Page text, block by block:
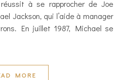
à se rapprocher de Joe
Jackson, qui l’aide à manager
En juillet 1987, Michael se
MORE